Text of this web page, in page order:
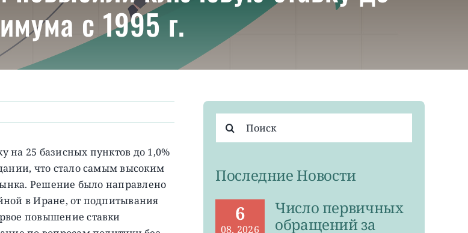
с 1995 г.
на 25 базисных пунктов до 1,0%
что стало самым высоким
Решение было направлено
в Иране, от подпитывания
повышение ставки
поиска:
Последние Новости
6
08, 2026
Число первичных
обращений за